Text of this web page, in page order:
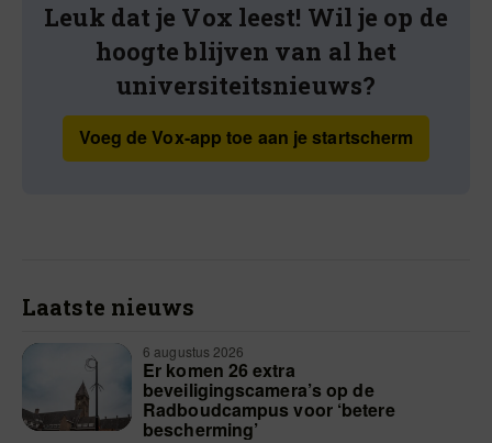
Leuk dat je Vox leest! Wil je op de
hoogte blijven van al het
universiteitsnieuws?
Voeg de Vox-app toe aan je startscherm
Laatste nieuws
6 augustus 2026
Er komen 26 extra
beveiligingscamera’s op de
Radboudcampus voor ‘betere
bescherming’